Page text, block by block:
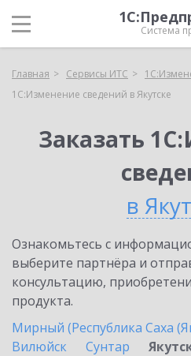
Система
Главная Сервисы ИТС
1С:Изменение сведений в Якутске
Заказать
в
Ознакомьтесь с
выберите партнёра и
консультацию,
продукта.
Мирный (Республика Саха
Вилюйск
Сунтар